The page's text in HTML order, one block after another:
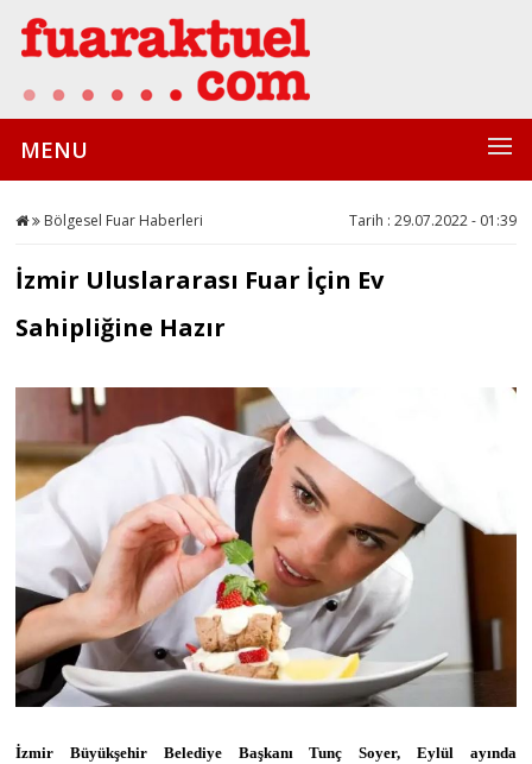
MENU
Bölgesel Fuar Haberleri Tarih : 29.07.2022 - 01:39
İzmir Uluslararası Fuar İçin Ev
Sahipliğine Hazır
İzmir Büyükşehir Belediye Başkanı Tunç Soyer, Eylül ayında